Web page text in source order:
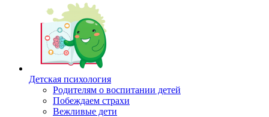
Детская психология
Родителям о воспитании детей
Побеждаем страхи
Вежливые дети